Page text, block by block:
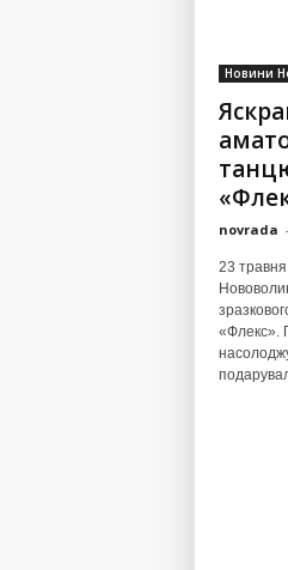
Новини
novrada -
23 травня
«Флекс».